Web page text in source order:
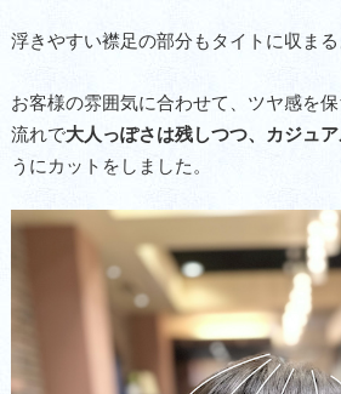
浮きやすい襟足の部分もタイトに収まる
お客様の雰囲気に合わせて、ツヤ感を
流れで大人っぽさは残しつつ、カジュ
うにカットをしました。